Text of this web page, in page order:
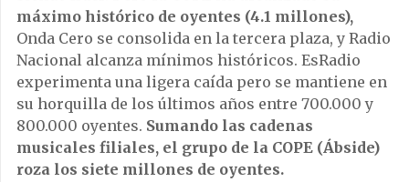
máximo histórico de oyentes (4.1 millones),
Onda Cero se consolida en la tercera plaza, y Radio
Nacional alcanza mínimos históricos. EsRadio
experimenta una ligera caída pero se mantiene en
su horquilla de los últimos años entre 700.000 y
800.000 oyentes. Sumando las cadenas
musicales filiales, el grupo de la COPE (Ábside)
roza los siete millones de oyentes.